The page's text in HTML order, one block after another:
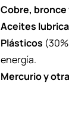
Cobre, bronce
Aceites
Plásticos
energía.
Mercurio y